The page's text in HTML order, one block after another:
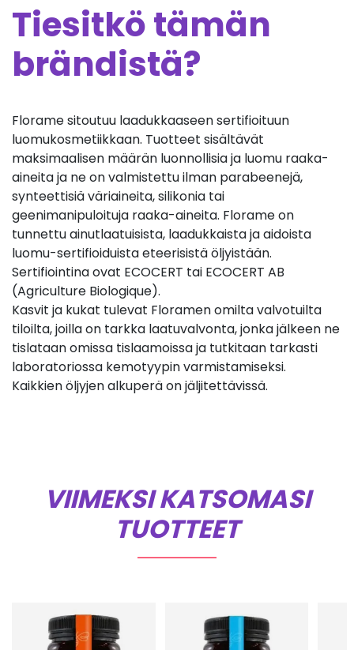
Tiesitkö tämän
brändistä?
Florame sitoutuu laadukkaaseen sertifioituun
luomukosmetiikkaan. Tuotteet sisältävät
maksimaalisen määrän luonnollisia ja luomu raaka-
aineita ja ne on valmistettu ilman parabeenejä,
synteettisiä väriaineita, silikonia tai
geenimanipuloituja raaka-aineita. Florame on
tunnettu ainutlaatuisista, laadukkaista ja aidoista
luomu-sertifioiduista eteerisistä öljyistään.
Sertifiointina ovat ECOCERT tai ECOCERT AB
(Agriculture Biologique).
Kasvit ja kukat tulevat Floramen omilta valvotuilta
tiloilta, joilla on tarkka laatuvalvonta, jonka jälkeen ne
tislataan omissa tislaamoissa ja tutkitaan tarkasti
laboratoriossa kemotyypin varmistamiseksi.
Kaikkien öljyjen alkuperä on jäljitettävissä.
VIIMEKSI KATSOMASI
TUOTTEET